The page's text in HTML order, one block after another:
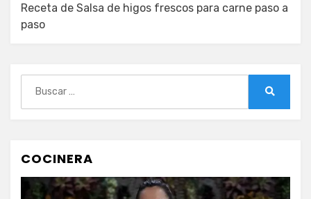
Receta de Salsa de higos frescos para carne paso a
paso
COCINERA